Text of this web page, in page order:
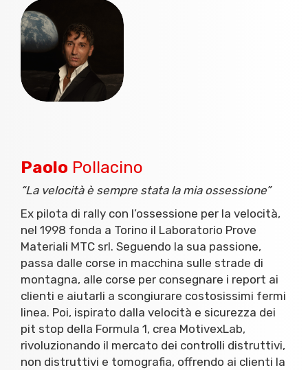
Paolo Pollacino
“La velocità è sempre stata la mia ossessione”
Ex pilota di rally con l’ossessione per la velocità,
nel 1998 fonda a Torino il Laboratorio Prove
Materiali MTC srl. Seguendo la sua passione,
passa dalle corse in macchina sulle strade di
montagna, alle corse per consegnare i report ai
clienti e aiutarli a scongiurare costosissimi fermi
linea. Poi, ispirato dalla velocità e sicurezza dei
pit stop della Formula 1, crea MotivexLab,
rivoluzionando il mercato dei controlli distruttivi,
non distruttivi e tomografia, offrendo ai clienti la